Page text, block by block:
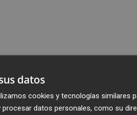
datos
cookies y tecnologías similares
datos personales, como su